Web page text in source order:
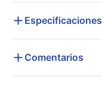
Especificaciones
Comentarios